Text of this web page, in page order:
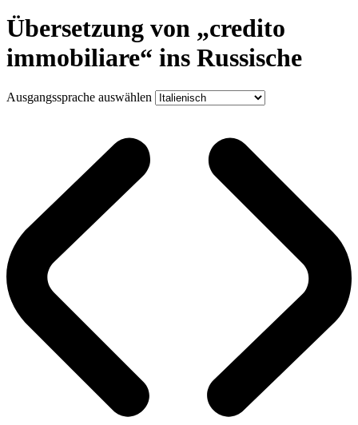
Übersetzung von „credito
immobiliare“ ins Russische
Ausgangssprache auswählen